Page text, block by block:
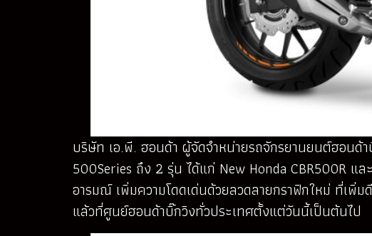
บริษัท เอ.พี. ฮอนด้า ผู้จัดจำหน่ายรถจักรยานยนต์ฮอนด้
500Series ถึง 2 รุ่น ได้แก่ New Honda CBR500R แ
อารมณ์ เพิ่มความโดดเด่นด้วยลวดลายกราฟิกใหม่ ที่เพิ่ม
แล้วที่ศูนย์ฮอนด้าบิ๊กวิงทั่วประเทศตั้งแต่วันนี้เป็นต้นไป